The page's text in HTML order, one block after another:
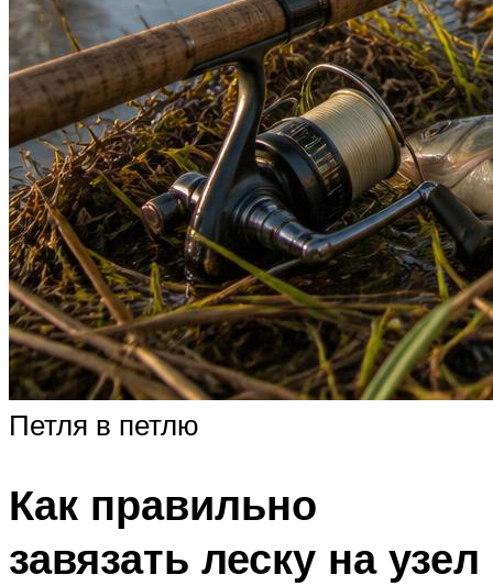
Петля в петлю
Как правильно
завязать леску на узел